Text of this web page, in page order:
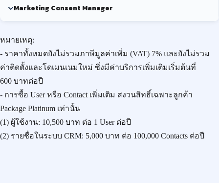
Marketing Consent Manager
หมายเหตุ:
- ราคาทั้งหมดยังไม่รวมภาษีมูลค่าเพิ่ม (VAT) 7% และยังไม่รวม
ค่าติดตั้งและโดเมนเนมใหม่ ซึ่งมีค่าบริการเพิ่มเติมเริ่มต้นที่
600 บาทต่อปี
- การซื้อ User หรือ Contact เพิ่มเติม สงวนสิทธิ์เฉพาะลูกค้า
Package Platinum เท่านั้น
(1) ผู้ใช้งาน: 10,500 บาท ต่อ 1 User ต่อปี
(2) รายชื่อในระบบ CRM: 5,000 บาท ต่อ 100,000 Contacts ต่อปี